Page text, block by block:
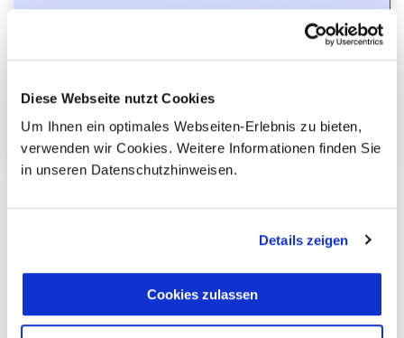
Diese Webseite nutzt Cookies
Um Ihnen ein optimales Webseiten-Erlebnis zu bieten,
verwenden wir Cookies. Weitere Informationen finden Sie
in unseren Datenschutzhinweisen.
Details zeigen
Cookies zulassen
Gira Grande Comfort Casa
12 Tage
Individuelle Rundreisen
pro Person
Mehr erfahren
mehr laden